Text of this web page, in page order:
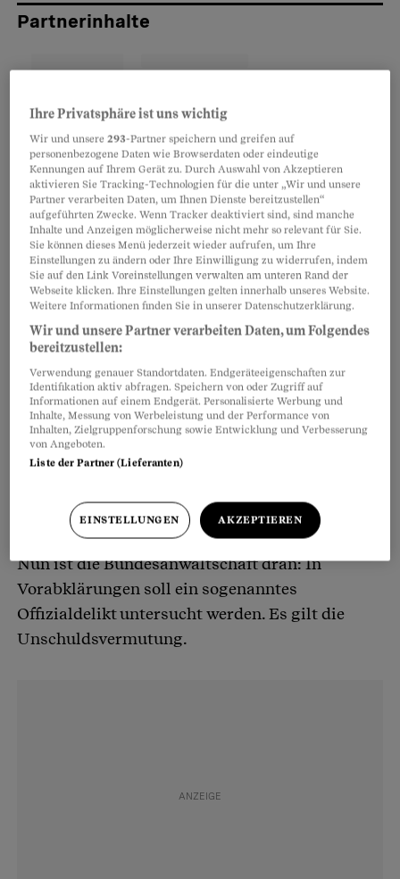
Partnerinhalte
Untersuchung durch Bundesanwaltschaft
Er habe sich nicht stoppen lassen, schreibt der
verlinkt ein Videoder Nachrichtenplattform
Nau.ch. «Es geht darum, dass während der
Session die parlamentarische Arbeit vor
ausländischen Staatsbesuchen Vorrang hat.»
Strafanzeige gegen Thomas Aeschi ein.
Nun ist die Bundesanwaltschaft dran: In
Vorabklärungen soll ein sogenanntes
Offizialdelikt untersucht werden. Es gilt die
Unschuldsvermutung.
Ihre Privatsphäre ist uns wichtig
Wir und unsere293-Partner speichern und greifen auf
personenbezogene Daten wie Browserdaten oder eindeutige
Kennungen auf Ihrem Gerät zu. Durch Auswahl von Akzeptieren
aktivieren Sie Tracking-Technologien für die unter „Wir und unsere
Partner verarbeiten Daten, um Ihnen Dienste bereitzustellen“
aufgeführten Zwecke. Wenn Tracker deaktiviert sind, sind manche
Inhalte und Anzeigen möglicherweise nicht mehr so relevant für Sie.
Sie können dieses Menü jederzeit wieder aufrufen, um Ihre
Einstellungen zu ändern oder Ihre Einwilligung zu widerrufen, indem
Sie auf den Link Voreinstellungen verwalten am unteren Rand der
Webseite klicken. Ihre Einstellungen gelten innerhalb unseres Website.
Weitere Informationen finden Sie in unserer Datenschutzerklärung.
Wir und unsere Partner verarbeiten Daten, um Folgendes
bereitzustellen:
Verwendung genauer Standortdaten. Endgeräteeigenschaften zur
Identifikation aktiv abfragen. Speichern von oder Zugriff auf
Informationen auf einem Endgerät. Personalisierte Werbung und
Inhalte, Messung von Werbeleistung und der Performance von
Inhalten, Zielgruppenforschung sowie Entwicklung und Verbesserung
von Angeboten.
Liste der Partner (Lieferanten)
EINSTELLUNGEN AKZEPTIEREN